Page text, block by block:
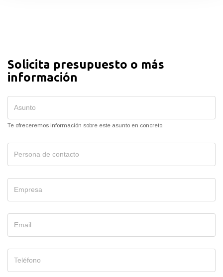
Solicita presupuesto o más
información
Te ofreceremos información sobre este asunto en concreto.